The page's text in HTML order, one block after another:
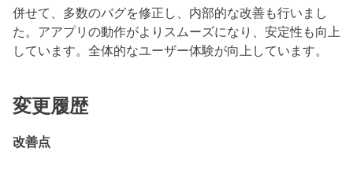
併せて、多数のバグを修正し、内部的な改善も行いまし
た。アアプリの動作がよりスムーズになり、安定性も向上
しています。全体的なユーザー体験が向上しています。
変更履歴
改善点